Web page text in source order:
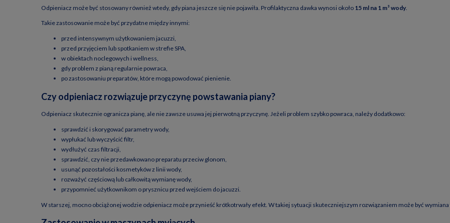
Odpieniacz może być stosowany również wtedy, gdy piana jeszcze się nie pojawiła. Profilaktyczna dawka wynosi około 15 ml na 1 m³ wody
Takie zastosowanie może być przydatne między innymi:
przed intensywnym użytkowaniem jacuzzi,
przed przyjęciem lub spotkaniem w strefie SPA,
w obiektach noclegowych i wellness,
gdy problem z pianą regularnie powraca,
po zastosowaniu preparatów, które mogą powodować pienienie.
Czy odpieniacz rozwiązuje przyczynę powstawania piany?
Odpieniacz skutecznie ogranicza pianę, ale nie zawsze usuwa jej pierwotną przyczynę. Jeżeli problem szybko powraca, należy dodatkowo:
sprawdzić i skorygować parametry wody,
wypłukać lub wyczyścić filtr,
wydłużyć czas filtracji,
sprawdzić, czy nie przedawkowano preparatu przeciw glonom,
usunąć pozostałości kosmetyków z linii wody,
rozważyć częściową lub całkowitą wymianę wody,
przypomnieć użytkownikom o prysznicu przed wejściem do jacuzzi.
W starszej, mocno obciążonej wodzie odpieniacz może przynieść krótkotrwały efekt. W takiej sytuacji skuteczniejszym rozwiązaniem może być